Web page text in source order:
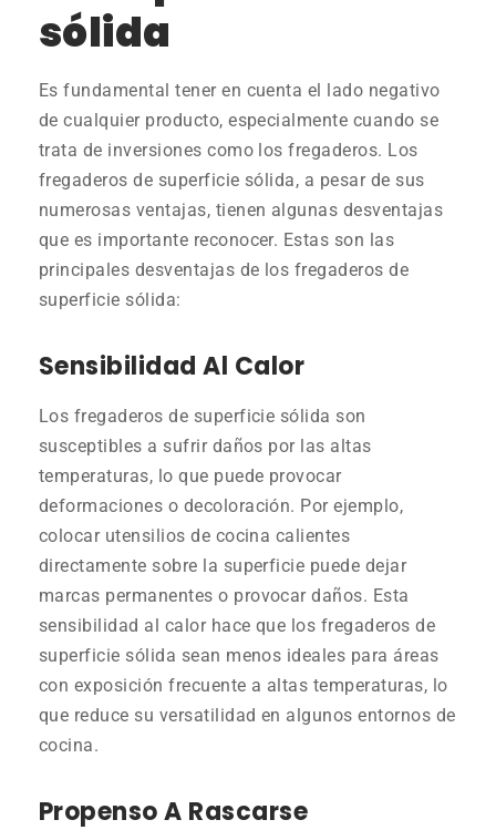
sólida
Es fundamental tener en cuenta el lado negativo
de cualquier producto, especialmente cuando se
trata de inversiones como los fregaderos. Los
fregaderos de superficie sólida, a pesar de sus
numerosas ventajas, tienen algunas desventajas
que es importante reconocer. Estas son las
principales desventajas de los fregaderos de
superficie sólida:
Sensibilidad Al Calor
Los fregaderos de superficie sólida son
susceptibles a sufrir daños por las altas
temperaturas, lo que puede provocar
deformaciones o decoloración. Por ejemplo,
colocar utensilios de cocina calientes
directamente sobre la superficie puede dejar
marcas permanentes o provocar daños. Esta
sensibilidad al calor hace que los fregaderos de
superficie sólida sean menos ideales para áreas
con exposición frecuente a altas temperaturas, lo
que reduce su versatilidad en algunos entornos de
cocina.
Propenso A Rascarse